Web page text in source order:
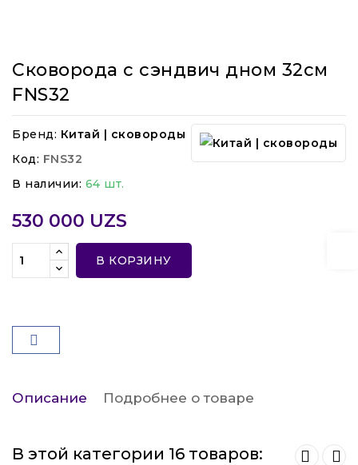
Сковорода с сэндвич дном 32см
FNS32
Бренд: Китай | сковороды
Код: FNS32
В наличии: 64 шт.
530 000 UZS
В КОРЗИНУ
Описание Подробнее о товаре
В этой категории 16 товаров: